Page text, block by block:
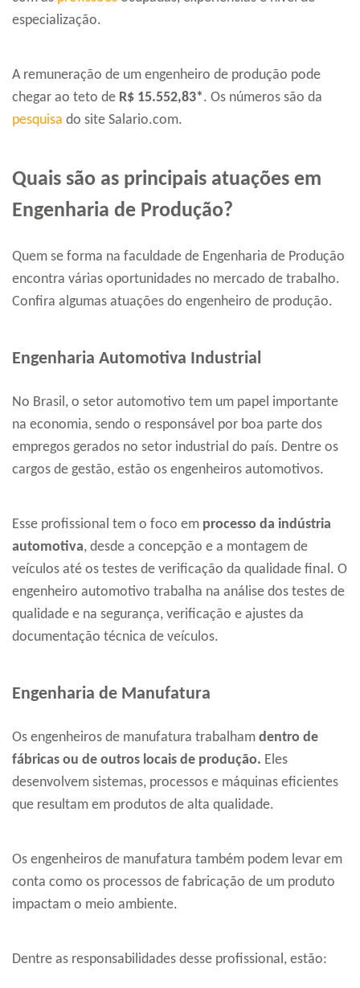
especialização.
A remuneração de um engenheiro de produção pode
chegar ao teto de R$ 15.552,83*. Os números são da
pesquisa do site Salario.com.
Quais são as principais atuações em
Engenharia de Produção?
Quem se forma na faculdade de Engenharia de Produção
encontra várias oportunidades no mercado de trabalho.
Confira algumas atuações do engenheiro de produção.
Engenharia Automotiva Industrial
No Brasil, o setor automotivo tem um papel importante
na economia, sendo o responsável por boa parte dos
empregos gerados no setor industrial do país. Dentre os
cargos de gestão, estão os engenheiros automotivos.
Esse profissional tem o foco em processo da indústria
automotiva, desde a concepção e a montagem de
veículos até os testes de verificação da qualidade final. O
engenheiro automotivo trabalha na análise dos testes de
qualidade e na segurança, verificação e ajustes da
documentação técnica de veículos.
Engenharia de Manufatura
Os engenheiros de manufatura trabalham dentro de
fábricas ou de outros locais de produção. Eles
desenvolvem sistemas, processos e máquinas eficientes
que resultam em produtos de alta qualidade.
Os engenheiros de manufatura também podem levar em
conta como os processos de fabricação de um produto
impactam o meio ambiente.
Dentre as responsabilidades desse profissional, estão: